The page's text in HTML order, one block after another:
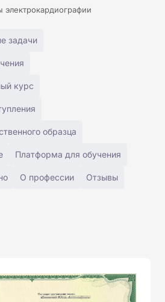
электрокардиографии
задачи
курс
образца
Платформа для обучения
О профессии Отзывы